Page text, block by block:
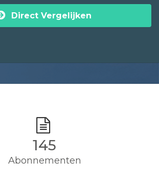
Direct Vergelijken
145
Abonnementen